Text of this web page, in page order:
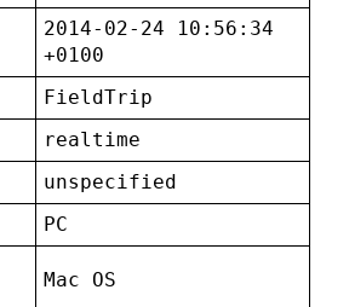
2014-02-24 10:56:34
+0100
FieldTrip
realtime
unspecified
PC
Mac OS